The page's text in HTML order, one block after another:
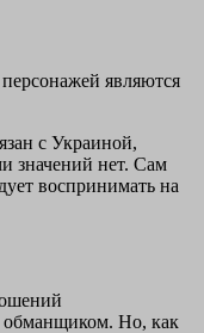
являются
с Украиной,
значений нет. Сам
воспринимать на
обманщиком. Но, как